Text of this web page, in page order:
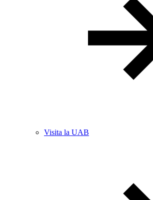
Visita la UAB